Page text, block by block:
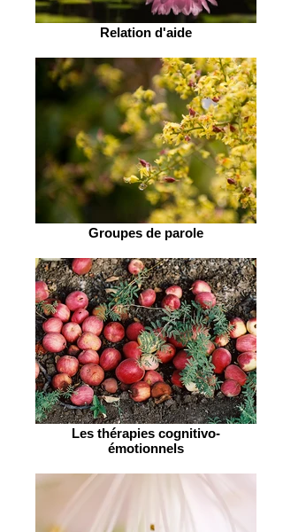
Relation d'aide
Groupes de parole
Les thérapies cognitivo-
émotionnels